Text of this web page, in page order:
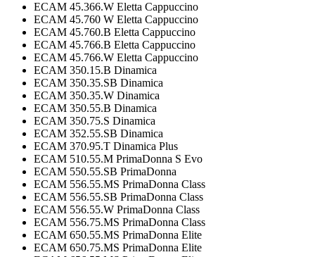
ECAM 45.366.W Eletta Cappuccino
ECAM 45.760 W Eletta Cappuccino
ECAM 45.760.B Eletta Cappuccino
ECAM 45.766.B Eletta Cappuccino
ECAM 45.766.W Eletta Cappuccino
ECAM 350.15.B Dinamica
ECAM 350.35.SB Dinamica
ECAM 350.35.W Dinamica
ECAM 350.55.B Dinamica
ECAM 350.75.S Dinamica
ECAM 352.55.SB Dinamica
ECAM 370.95.T Dinamica Plus
ECAM 510.55.M PrimaDonna S Evo
ECAM 550.55.SB PrimaDonna
ECAM 556.55.MS PrimaDonna Class
ECAM 556.55.SB PrimaDonna Class
ECAM 556.55.W PrimaDonna Class
ECAM 556.75.MS PrimaDonna Class
ECAM 650.55.MS PrimaDonna Elite
ECAM 650.75.MS PrimaDonna Elite